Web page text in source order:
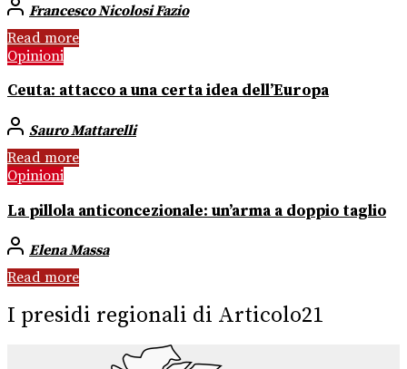
Francesco Nicolosi Fazio
Read more
Opinioni
Ceuta: attacco a una certa idea dell’Europa
Sauro Mattarelli
Read more
Opinioni
La pillola anticoncezionale: un’arma a doppio taglio
Elena Massa
Read more
I presidi regionali di Articolo21